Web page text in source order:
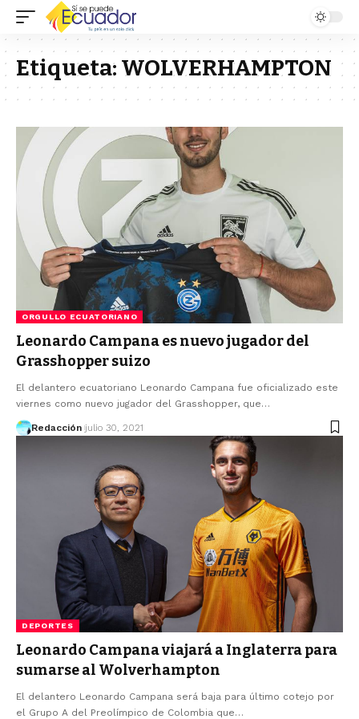
Etiqueta: WOLVERHAMPTON
ORGULLO ECUATORIANO
Leonardo Campana es nuevo jugador del
Grasshopper suizo
El delantero ecuatoriano Leonardo Campana fue oficializado este
viernes como nuevo jugador del Grasshopper, que…
Redacción julio 30, 2021
DEPORTES
Leonardo Campana viajará a Inglaterra para
sumarse al Wolverhampton
El delantero Leonardo Campana será baja para último cotejo por
el Grupo A del Preolímpico de Colombia que…